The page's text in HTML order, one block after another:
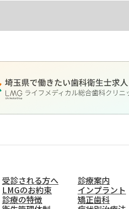
受診される方へ 診療案内
LMGのお約束 インプラント
診療の特徴 矯正歯科